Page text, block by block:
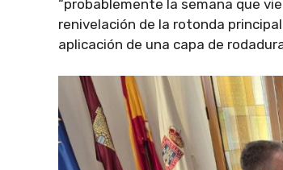
“probablemente la semana que
renivelación de la rotonda
aplicación de una capa de